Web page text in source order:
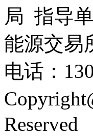
局 指导
能源交易
电话：
Reserved